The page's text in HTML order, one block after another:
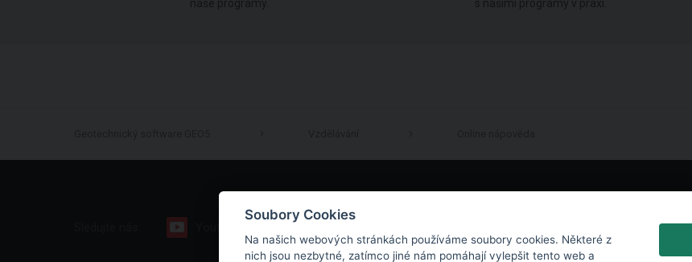
Soubory Cookies
Na našich webových stránkách používáme soubory cookies. Některé z
nich jsou nezbytné, zatímco jiné nám pomáhají vylepšit tento web a